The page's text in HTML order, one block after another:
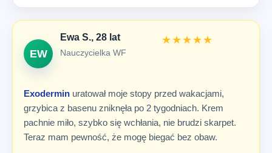
EW
Ewa S., 28 lat
Nauczycielka WF
★★★★★
Exodermin uratował moje stopy przed wakacjami,
grzybica z basenu zniknęła po 2 tygodniach. Krem
pachnie miło, szybko się wchłania, nie brudzi skarpet.
Teraz mam pewność, że mogę biegać bez obaw.